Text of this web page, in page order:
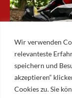
Wir verwenden
relevanteste
speichern und
akzeptieren“
Cookies zu. Sie
ARCHIV